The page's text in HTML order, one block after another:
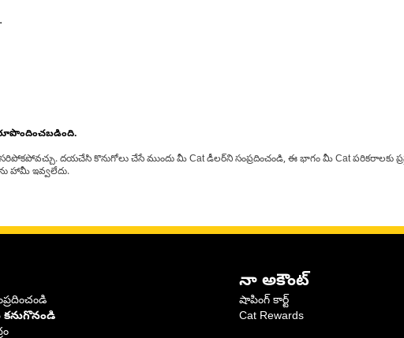
దయచేసి కొనుగోలు చేసే ముందు మీ Cat డీలర్‌ని సంప్రదించండి, ఈ భాగం మీ Cat పరికరాలకు
హామీ ఇవ్వలేదు.
నా అకౌంట్
షాపింగ్ కార్ట్
Cat Rewards